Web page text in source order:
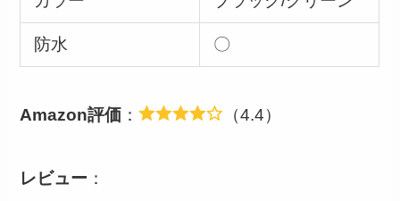
防水 〇
Amazon評価 ： （4.4）
レビュー ：